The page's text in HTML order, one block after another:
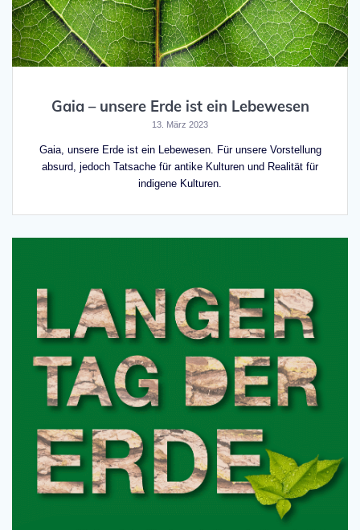
Gaia – unsere Erde ist ein Lebewesen
13. März 2023
Gaia, unsere Erde ist ein Lebewesen. Für unsere Vorstellung
absurd, jedoch Tatsache für antike Kulturen und Realität für
indigene Kulturen.